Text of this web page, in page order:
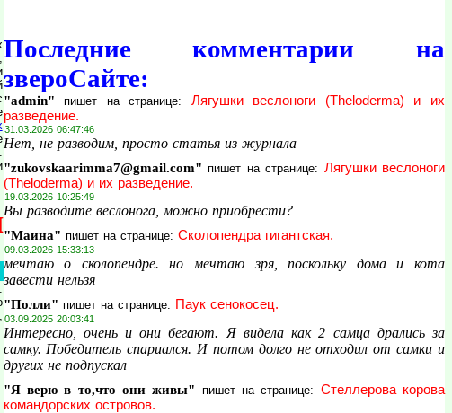
Последние комментарии на
звероСайте:
"admin" пишет на странице: Лягушки веслоноги (Theloderma) и их
разведение.
31.03.2026 06:47:46
Нет, не разводим, просто статья из журнала
"zukovskaarimma7@gmail.com" пишет на странице: Лягушки веслоноги
(Theloderma) и их разведение.
19.03.2026 10:25:49
Вы разводите веслонога, можно приобрести?
"Маина" пишет на странице: Сколопендра гигантская.
09.03.2026 15:33:13
мечтаю о сколопендре. но мечтаю зря, поскольку дома и кота
завести нельзя
"Полли" пишет на странице: Паук сенокосец.
03.09.2025 20:03:41
Интересно, очень и они бегают. Я видела как 2 самца дрались за
самку. Победитель спариался. И потом долго не отходил от самки и
других не подпускал
"Я верю в то,что они живы" пишет на странице: Стеллерова корова
командорских островов.